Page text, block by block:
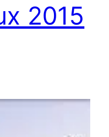
2015